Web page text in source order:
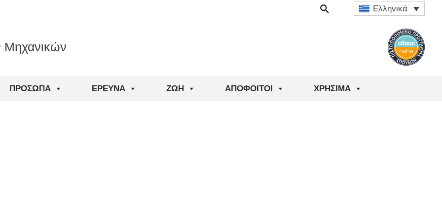
Ελληνικά
Μηχανικών
ΠΡΌΣΩΠΑ ΈΡΕΥΝΑ ΖΩΉ ΑΠΌΦΟΙΤΟΙ ΧΡΉΣΙΜΑ